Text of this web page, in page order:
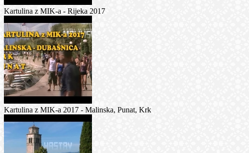
Kartulina z MIK-a - Rijeka 2017
Kartulina z MIK-a 2017 - Malinska, Punat, Krk